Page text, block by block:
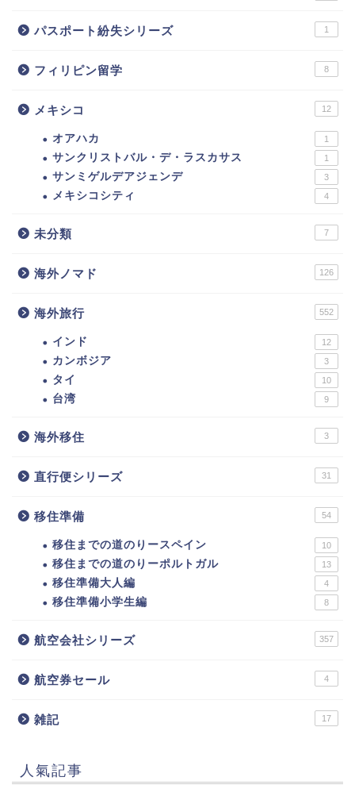
パスポート紛失シリーズ 1
フィリピン留学 8
メキシコ 12
オアハカ 1
サンクリストバル・デ・ラスカサス 1
サンミゲルデアジェンデ 3
メキシコシティ 4
未分類 7
海外ノマド 126
海外旅行 552
インド 12
カンボジア 3
タイ 10
台湾 9
海外移住 3
直行便シリーズ 31
移住準備 54
移住までの道のりースペイン 10
移住までの道のりーポルトガル 13
移住準備大人編 4
移住準備小学生編 8
航空会社シリーズ 357
航空券セール 4
雑記 17
人氣記事